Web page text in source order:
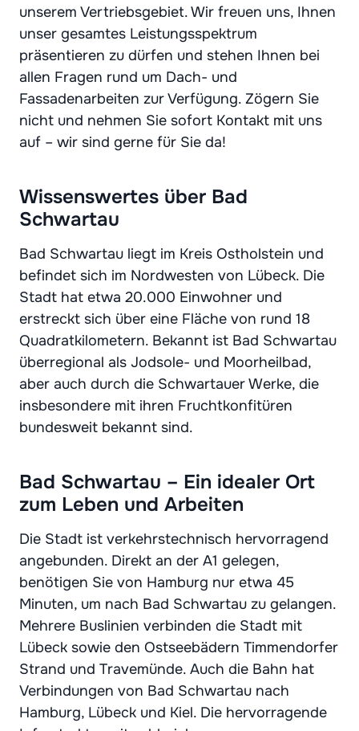
unserem Vertriebsgebiet. Wir freuen uns, Ihnen
unser gesamtes Leistungsspektrum
präsentieren zu dürfen und stehen Ihnen bei
allen Fragen rund um Dach- und
Fassadenarbeiten zur Verfügung. Zögern Sie
nicht und nehmen Sie sofort Kontakt mit uns
auf – wir sind gerne für Sie da!
Wissenswertes über Bad
Schwartau
Bad Schwartau liegt im Kreis Ostholstein und
befindet sich im Nordwesten von Lübeck. Die
Stadt hat etwa 20.000 Einwohner und
erstreckt sich über eine Fläche von rund 18
Quadratkilometern. Bekannt ist Bad Schwartau
überregional als Jodsole- und Moorheilbad,
aber auch durch die Schwartauer Werke, die
insbesondere mit ihren Fruchtkonfitüren
bundesweit bekannt sind.
Bad Schwartau – Ein idealer Ort
zum Leben und Arbeiten
Die Stadt ist verkehrstechnisch hervorragend
angebunden. Direkt an der A1 gelegen,
benötigen Sie von Hamburg nur etwa 45
Minuten, um nach Bad Schwartau zu gelangen.
Mehrere Buslinien verbinden die Stadt mit
Lübeck sowie den Ostseebädern Timmendorfer
Strand und Travemünde. Auch die Bahn hat
Verbindungen von Bad Schwartau nach
Hamburg, Lübeck und Kiel. Die hervorragende